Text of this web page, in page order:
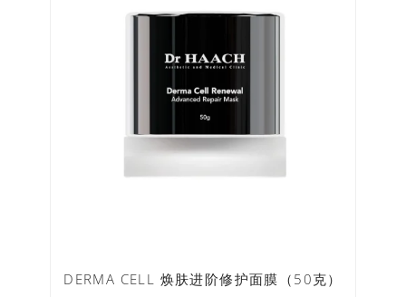
DERMA CELL 焕肤进阶修护面膜（50克）